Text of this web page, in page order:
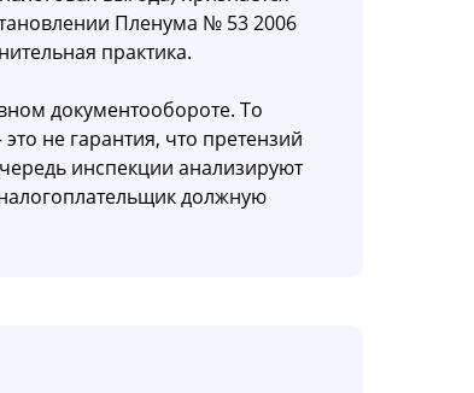
Пленума № 53 2006
практика.
документообороте. То
не гарантия, что претензий
инспекции анализируют
должную